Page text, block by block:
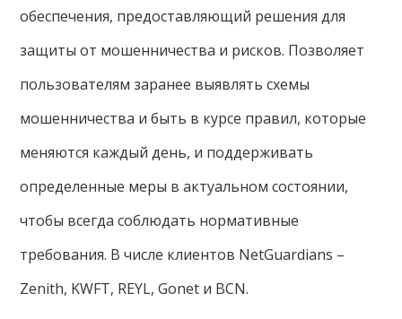
обеспечения, предоставляющий решения для
защиты от мошенничества и рисков. Позволяет
пользователям заранее выявлять схемы
мошенничества и быть в курсе правил, которые
меняются каждый день, и поддерживать
определенные меры в актуальном состоянии,
чтобы всегда соблюдать нормативные
требования. В числе клиентов NetGuardians –
Zenith, KWFT, REYL, Gonet и BCN.